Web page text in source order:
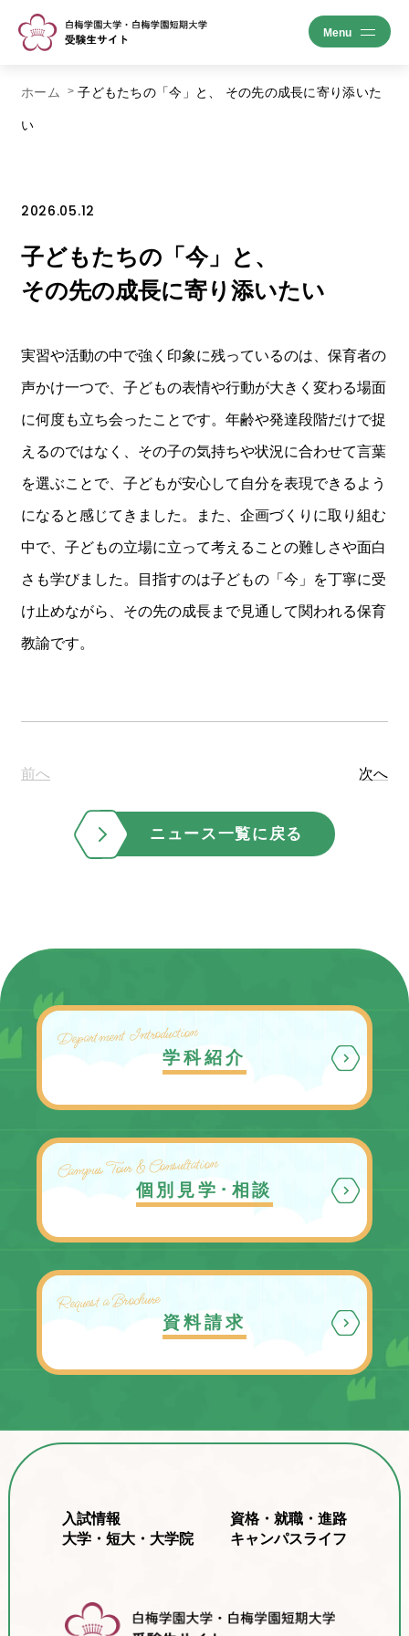
ホーム 子どもたちの「今」と、 その先の成長に寄り添いた
い
2026.05.12
子どもたちの「今」と、
その先の成長に寄り添いたい
実習や活動の中で強く印象に残っているのは、保育者の
声かけ一つで、子どもの表情や行動が大きく変わる場面
に何度も立ち会ったことです。年齢や発達段階だけで捉
えるのではなく、その子の気持ちや状況に合わせて言葉
を選ぶことで、子どもが安心して自分を表現できるよう
になると感じてきました。また、企画づくりに取り組む
中で、子どもの立場に立って考えることの難しさや面白
さも学びました。目指すのは子どもの「今」を丁寧に受
け止めながら、その先の成長まで見通して関われる保育
教諭です。
前へ 次へ
ニュース一覧に戻る
Department Introduction
学科紹介
Campus Tour & Consultation
個別見学･相談
Request a Brochure
資料請求
入試情報
キャンパスライフ
大学・短大・大学院
資格・就職・進路